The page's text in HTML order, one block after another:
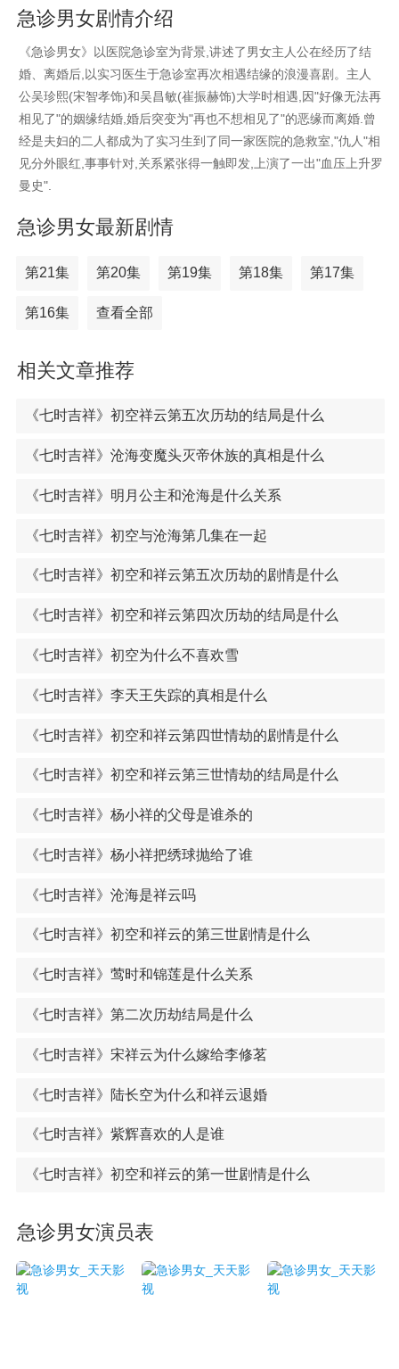
急诊男女剧情介绍
《急诊男女》以医院急诊室为背景,讲述了男女主人公在经历了结
婚、离婚后,以实习医生于急诊室再次相遇结缘的浪漫喜剧。主人
公吴珍熙(宋智孝饰)和吴昌敏(崔振赫饰)大学时相遇,因"好像无法再
相见了"的姻缘结婚,婚后突变为"再也不想相见了"的恶缘而离婚.曾
经是夫妇的二人都成为了实习生到了同一家医院的急救室,"仇人"相
见分外眼红,事事针对,关系紧张得一触即发,上演了一出"血压上升罗
曼史".
急诊男女最新剧情
第21集 第20集 第19集 第18集 第17集
第16集 查看全部
相关文章推荐
《七时吉祥》初空祥云第五次历劫的结局是什么
《七时吉祥》沧海变魔头灭帝休族的真相是什么
《七时吉祥》明月公主和沧海是什么关系
《七时吉祥》初空与沧海第几集在一起
《七时吉祥》初空和祥云第五次历劫的剧情是什么
《七时吉祥》初空和祥云第四次历劫的结局是什么
《七时吉祥》初空为什么不喜欢雪
《七时吉祥》李天王失踪的真相是什么
《七时吉祥》初空和祥云第四世情劫的剧情是什么
《七时吉祥》初空和祥云第三世情劫的结局是什么
《七时吉祥》杨小祥的父母是谁杀的
《七时吉祥》杨小祥把绣球抛给了谁
《七时吉祥》沧海是祥云吗
《七时吉祥》初空和祥云的第三世剧情是什么
《七时吉祥》莺时和锦莲是什么关系
《七时吉祥》第二次历劫结局是什么
《七时吉祥》宋祥云为什么嫁给李修茗
《七时吉祥》陆长空为什么和祥云退婚
《七时吉祥》紫辉喜欢的人是谁
《七时吉祥》初空和祥云的第一世剧情是什么
急诊男女演员表